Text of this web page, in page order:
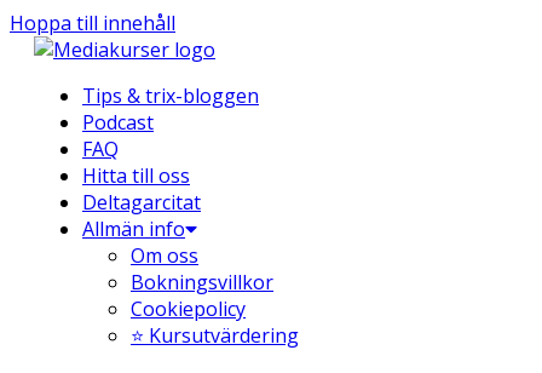
Hoppa till innehåll
Tips & trix-bloggen
Podcast
FAQ
Hitta till oss
Deltagarcitat
Allmän info
Om oss
Bokningsvillkor
Cookiepolicy
⭐ Kursutvärdering